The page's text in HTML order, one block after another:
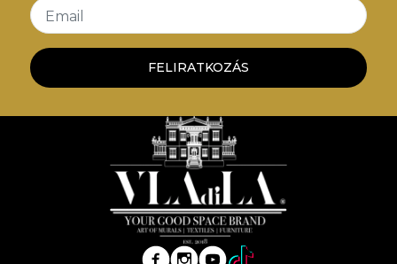
Email
FELIRATKOZÁS